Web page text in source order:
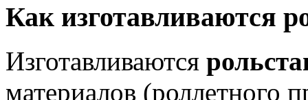
Как изготавливаются
Изготавливаются
материалов (роллетного